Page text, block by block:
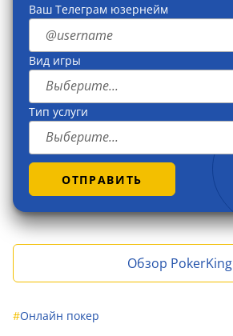
Ваш Телеграм юзернейм
Вид игры
Выберите...
Тип услуги
Выберите...
ОТПРАВИТЬ
Обзор PokerKing
#Онлайн покер